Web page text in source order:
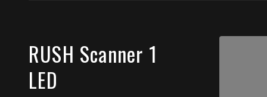
RUSH Scanner 1
LED